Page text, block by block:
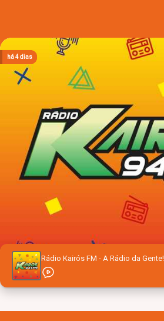
Rádio Kairós FM - A Rádio da Gente!
há 3 dias
há 3 dias
há 3 dias
há 4 dias
há 4 dias